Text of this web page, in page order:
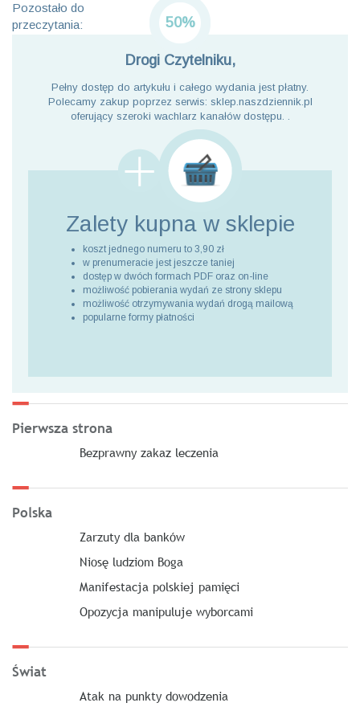
Pozostało do
przeczytania:
50%
Drogi Czytelniku,
Pełny dostęp do artykułu i całego wydania jest płatny.
Polecamy zakup poprzez serwis: sklep.naszdziennik.pl
oferujący szeroki wachlarz kanałów dostępu. .
Zalety kupna w sklepie
koszt jednego numeru to 3,90 zł
w prenumeracie jest jeszcze taniej
dostęp w dwóch formach PDF oraz on-line
możliwość pobierania wydań ze strony sklepu
możliwość otrzymywania wydań drogą mailową
popularne formy płatności
Pierwsza strona
Bezprawny zakaz leczenia
Polska
Zarzuty dla banków
Niosę ludziom Boga
Manifestacja polskiej pamięci
Opozycja manipuluje wyborcami
Świat
Atak na punkty dowodzenia